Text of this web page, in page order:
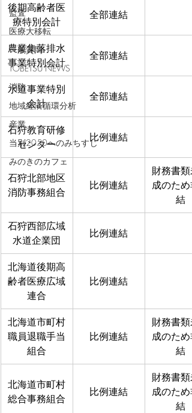
監査
医療大移転
一般質問
TOBETSU NEWS
消防
地域経済循環分析
産業
当別2050へのみちすじ
みのきのカフェ
後期高齢者医
療特別会計
全部連結
農業集落排水
事業特別会計
全部連結
水道事業特別
会計
全部連結
石狩教育研修
センター
比例連結
石狩北部地区
消防事務組合
比例連結
財務書類
成のため
結
石狩西部広域
水道企業団
比例連結
北海道後期高
齢者医療広域
連合
比例連結
北海道市町村
職員退職手当
組合
比例連結
財務書類
成のため
結
北海道市町村
総合事務組合
比例連結
財務書類
成のため
結